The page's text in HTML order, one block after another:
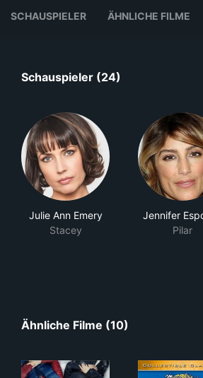
SCHAUSPIELER ÄHNLICHE FILME
Schauspieler (24)
Julie Ann Emery
Stacey
Jennifer
Pilar
Ähnliche Filme (10)